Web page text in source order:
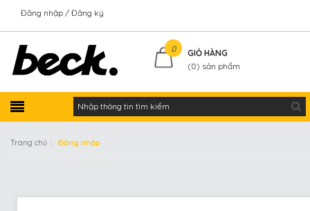
Đăng nhập Đăng ký
0
GIỎ HÀNG
(0) sản phẩm
Trang chủ Đăng nhập